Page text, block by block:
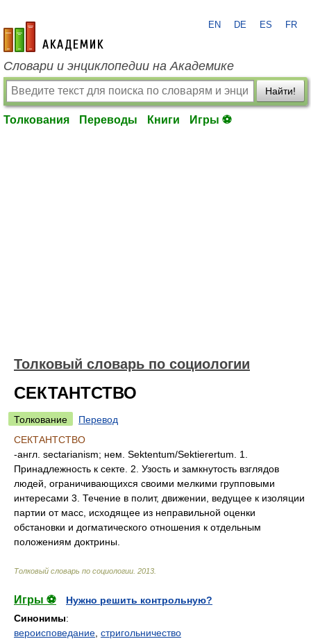
academic.ru
EN DE ES FR
Словари и энциклопедии на Академике
Найти!
Толкования Переводы Книги Игры ⚽
Толковый словарь по социологии
СЕКТАНТСТВО
Толкование
Перевод
СЕКТАНТСТВО
-англ. sectarianism; нем. Sektentum/Sektierertum. 1.
Принадлежность к секте. 2. Узость и замкнутость взглядов
людей, ограничивающихся своими мелкими групповыми
интересами 3. Течение в полит, движении, ведущее к изоляции
партии от масс, исходящее из неправильной оценки
обстановки и догматического отношения к отдельным
положениям доктрины.
Толковый словарь по социологии 2013
Игры ⚽
Нужно решить контрольную?
Синонимы:
вероисповедание стригольничество